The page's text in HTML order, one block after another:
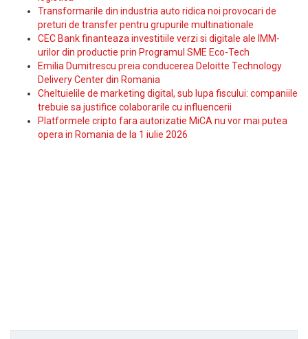
Transformarile din industria auto ridica noi provocari de
preturi de transfer pentru grupurile multinationale
CEC Bank finanteaza investitiile verzi si digitale ale IMM-
urilor din productie prin Programul SME Eco-Tech
Emilia Dumitrescu preia conducerea Deloitte Technology
Delivery Center din Romania
Cheltuielile de marketing digital, sub lupa fiscului: companiile
trebuie sa justifice colaborarile cu influencerii
Platformele cripto fara autorizatie MiCA nu vor mai putea
opera in Romania de la 1 iulie 2026